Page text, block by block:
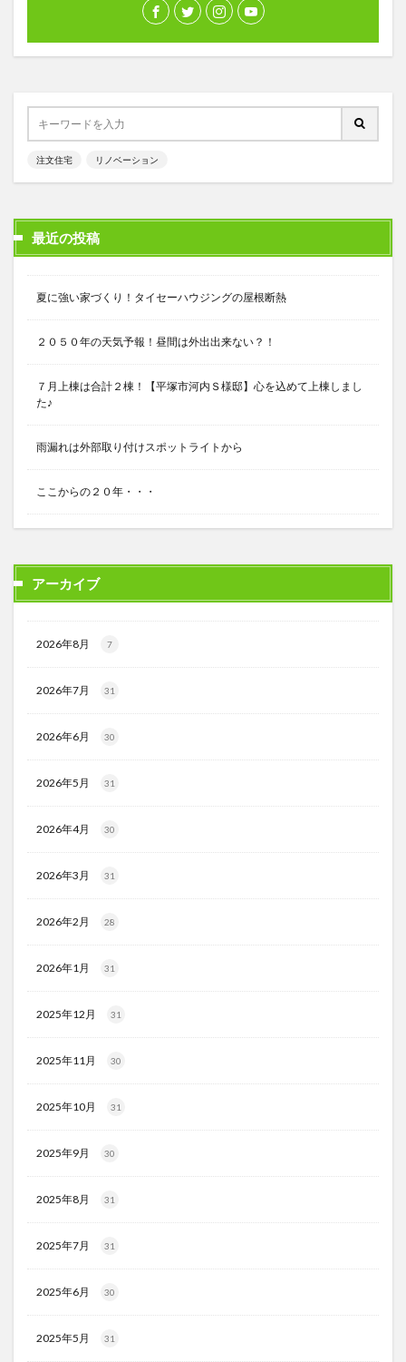
注文住宅 リノベーション
最近の投稿
夏に強い家づくり！タイセーハウジングの屋根断熱
２０５０年の天気予報！昼間は外出出来ない？！
７月上棟は合計２棟！【平塚市河内Ｓ様邸】心を込めて上棟しまし
た♪
雨漏れは外部取り付けスポットライトから
ここからの２０年・・・
アーカイブ
2026年8月 7
2026年7月 31
2026年6月 30
2026年5月 31
2026年4月 30
2026年3月 31
2026年2月 28
2026年1月 31
2025年12月 31
2025年11月 30
2025年10月 31
2025年9月 30
2025年8月 31
2025年7月 31
2025年6月 30
2025年5月 31